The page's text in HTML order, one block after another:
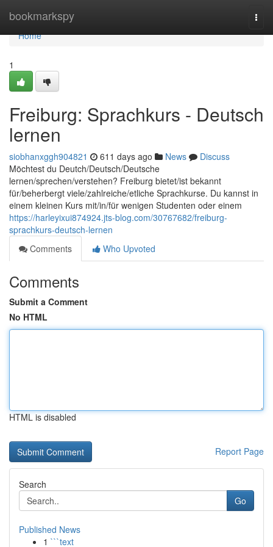
bookmarkspy
Home
Home
1
Freiburg: Sprachkurs - Deutsch
lernen
siobhanxggh904821 611 days ago News
Discuss
Möchtest du Deutch/Deutsch/Deutsche
lernen/sprechen/verstehen? Freiburg bietet/ist bekannt
für/beherbergt viele/zahlreiche/etliche Sprachkurse. Du kannst in
einem kleinen Kurs mit/in/für wenigen Studenten oder einem
https://harleyixui874924.jts-blog.com/30767682/freiburg-
sprachkurs-deutsch-lernen
Comments
Who Upvoted
Comments
Submit a Comment
No HTML
HTML is disabled
Report Page
Search
Go
Published News
1 ```text